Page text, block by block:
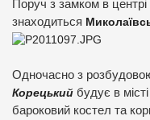
Поруч з замком в центрі
знаходиться
Одночасно з
Корецький будує в місті
бароковий костел та